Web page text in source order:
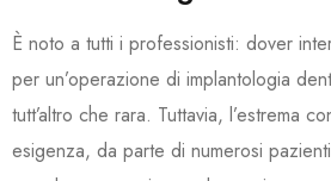
È noto a tutti i professionisti: dover
per un’operazione di implantologia
tutt’altro che rara. Tuttavia, l’estrema
esigenza, da parte di numerosi